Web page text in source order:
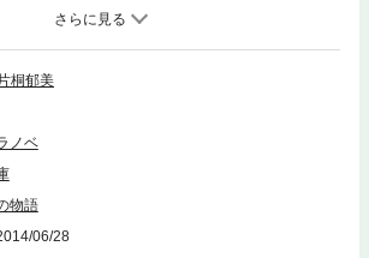
ち！ ジゼットとラビサの未来は!? ラビサは沙漠を
底本と同じクオリティのイラストが収録されてい
片桐郁美
ノベ
物語
06/28